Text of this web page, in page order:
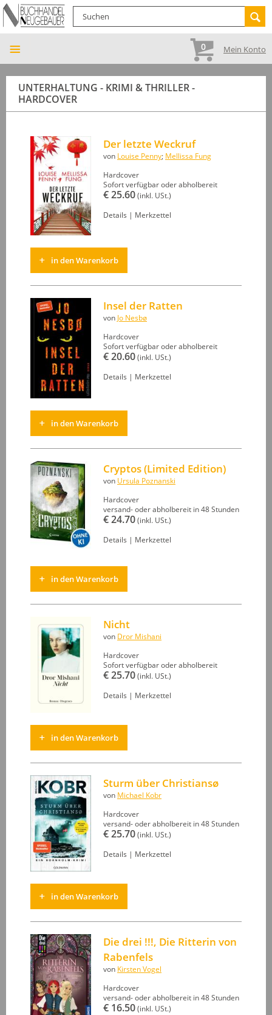
0 Mein Konto
UNTERHALTUNG - KRIMI & THRILLER -
HARDCOVER
Der letzte Weckruf
von Louise Penny; Mellissa Fung
Hardcover
Sofort verfügbar oder abholbereit
€ 25.60 (inkl. USt.)
Details | Merkzettel
in den Warenkorb
Insel der Ratten
von Jo Nesbø
Hardcover
Sofort verfügbar oder abholbereit
€ 20.60 (inkl. USt.)
Details | Merkzettel
in den Warenkorb
Cryptos (Limited Edition)
von Ursula Poznanski
Hardcover
versand- oder abholbereit in 48 Stunden
€ 24.70 (inkl. USt.)
Details | Merkzettel
in den Warenkorb
Nicht
von Dror Mishani
Hardcover
Sofort verfügbar oder abholbereit
€ 25.70 (inkl. USt.)
Details | Merkzettel
in den Warenkorb
Sturm über Christiansø
von Michael Kobr
Hardcover
versand- oder abholbereit in 48 Stunden
€ 25.70 (inkl. USt.)
Details | Merkzettel
in den Warenkorb
Die drei !!!, Die Ritterin von
Rabenfels
von Kirsten Vogel
Hardcover
versand- oder abholbereit in 48 Stunden
€ 16.50 (inkl. USt.)